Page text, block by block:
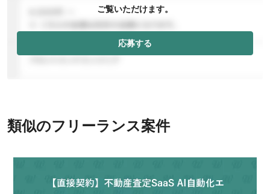
ご覧いただけます。
応募する
類似のフリーランス案件